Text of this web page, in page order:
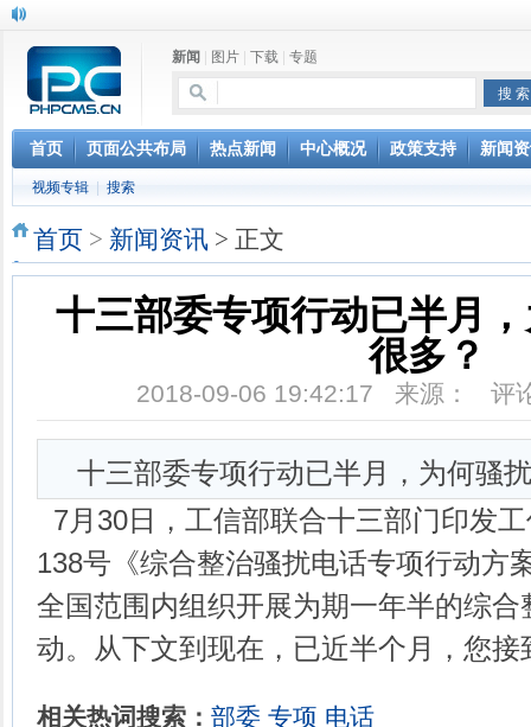
新闻 图片 下载 专题
首页 页面公共布局 热点新闻 中心概况 政策支持 新闻
视频专辑 搜索
首页 > 新闻资讯 > 正文
十三部委专项行动已半月
很多？
2018-09-06 19:42:17 来源： 评
十三部委专项行动已半月，为何骚
7月30日，工信部联合十三部门印发
138号《综合整治骚扰电话专项行动方
全国范围内组织开展为期一年半的综
动。从下文到现在，已近半个月，您
相关热词搜索： 部委 专项 电话